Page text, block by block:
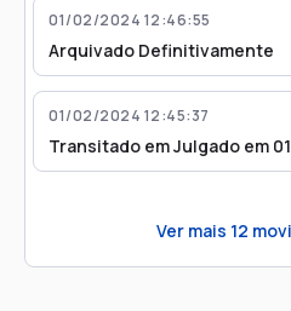
01/02/2024 12:46:55
Arquivado Definitivamente
01/02/2024 12:45:37
Transitado em Julgado em
Ver mais 12